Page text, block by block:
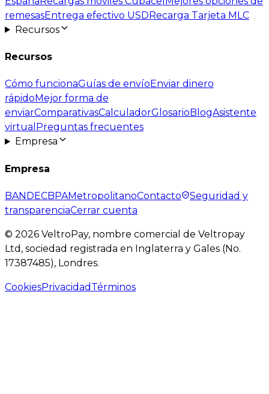
remesasEntrega efectivo USDRecarga Tarjeta MLC
Recursos
Recursos
Cómo funcionaGuías de envío Enviar dinero
rápido Mejor forma de
enviarComparativasCalculadorGlosario BlogAsistente
virtual Preguntas frecuentes
Empresa
Empresa
BANDECBPAMetropolitanoContacto
Seguridad y
transparenciaCerrar cuenta
© 2026 VeltroPay, nombre comercial de Veltropay
Ltd, sociedad registrada en Inglaterra y Gales (No.
17387485), Londres.
CookiesPrivacidad Términos